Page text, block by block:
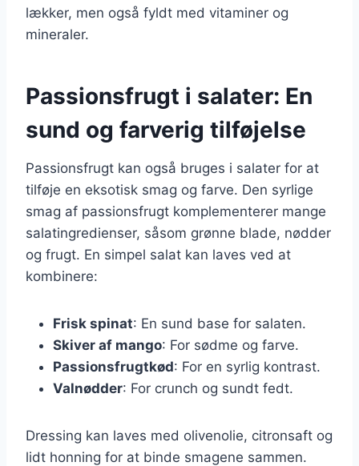
lækker, men også fyldt med vitaminer og
mineraler.
Passionsfrugt i salater: En
sund og farverig tilføjelse
Passionsfrugt kan også bruges i salater for at
tilføje en eksotisk smag og farve. Den syrlige
smag af passionsfrugt komplementerer mange
salatingredienser, såsom grønne blade, nødder
og frugt. En simpel salat kan laves ved at
kombinere:
Frisk spinat: En sund base for salaten.
Skiver af mango: For sødme og farve.
Passionsfrugtkød: For en syrlig kontrast.
Valnødder: For crunch og sundt fedt.
Dressing kan laves med olivenolie, citronsaft og
lidt honning for at binde smagene sammen.